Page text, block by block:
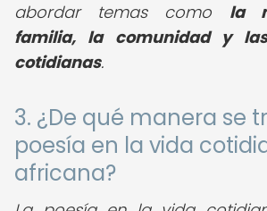
abordar temas como la
familia, la comunidad y
cotidianas.
3. ¿De qué manera se
poesía en la vida
africana?